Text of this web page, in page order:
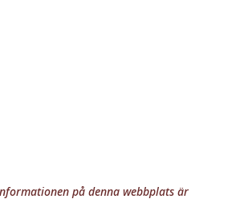
på denna webbplats är